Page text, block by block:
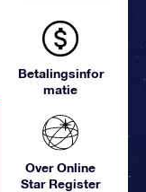
Betalingsinfor
matie
Over Online
Star Register